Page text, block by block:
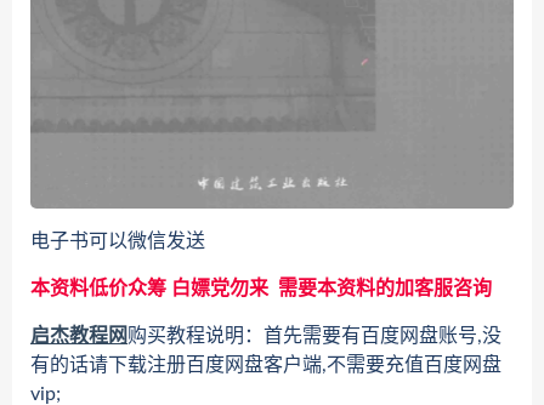
电子书可以微信发送
本资料低价众筹 白嫖党勿来 需要本资料的加客服咨询
启杰教程网购买教程说明：首先需要有百度网盘账号,没
有的话请下载注册百度网盘客户端,不需要充值百度网盘
vip;